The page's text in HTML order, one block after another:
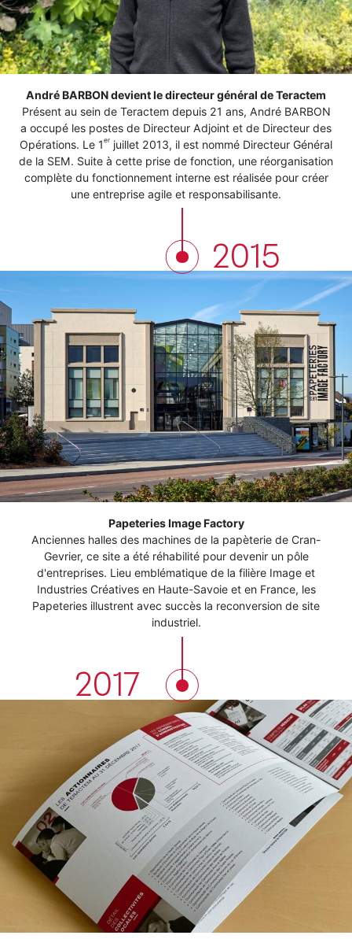
André BARBON devient le directeur général de Teractem
Présent au sein de Teractem depuis 21 ans, André BARBON
a occupé les postes de Directeur Adjoint et de Directeur des
Opérations. Le 1 er juillet 2013, il est nommé Directeur Général
de la SEM. Suite à cette prise de fonction, une réorganisation
complète du fonctionnement interne est réalisée pour créer
une entreprise agile et responsabilisante.
Papeteries Image Factory
Anciennes halles des machines de la papèterie de Cran-
Gevrier, ce site a été réhabilité pour devenir un pôle
d'entreprises. Lieu emblématique de la filière Image et
Industries Créatives en Haute-Savoie et en France, les
Papeteries illustrent avec succès la reconversion de site
industriel.
2015
2017